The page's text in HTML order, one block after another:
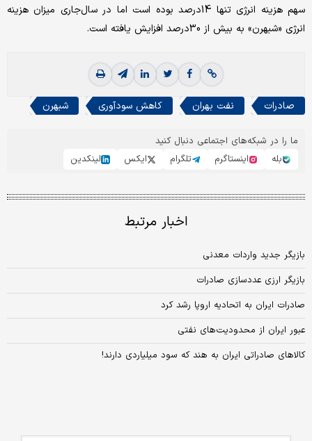
سهم هزینه انرژی تنها 14درصد بوده است اما در سال‌جاری میزان هزینه
انرژی «شبهرن» به بیش از 30درصد افزایش یافته است.
صادرات نفت بهران کاهش سودآوری شبهرن
ما را در شبکه‌های اجتماعی دنبال کنید
بله
اینستاگرم تلگرام ایکس لینکدین
اخبار مرتبط
بازیگر جدید واردات معدنی
بازیگر ارزی عددسازی صادرات
صادرات ایران به اتحادیه اروپا رشد کرد
عبور ایران از محدودیت‌های نفتی
کالاهای صادراتی ایران به هند که سود میلیاردی دارند!